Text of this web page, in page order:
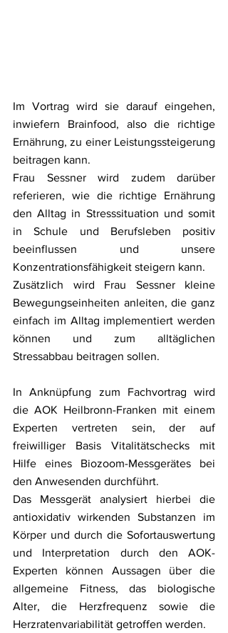
Im Vortrag wird sie darauf eingehen,
inwiefern Brainfood, also die richtige
Ernährung, zu einer Leistungssteigerung
beitragen kann.
Frau Sessner wird zudem darüber
referieren, wie die richtige Ernährung
den Alltag in Stresssituation und somit
in Schule und Berufsleben positiv
beeinflussen und unsere
Konzentrationsfähigkeit steigern kann.
Zusätzlich wird Frau Sessner kleine
Bewegungseinheiten anleiten, die ganz
einfach im Alltag implementiert werden
können und zum alltäglichen
Stressabbau beitragen sollen.
In Anknüpfung zum Fachvortrag wird
die AOK Heilbronn-Franken mit einem
Experten vertreten sein, der auf
freiwilliger Basis Vitalitätschecks mit
Hilfe eines Biozoom-Messgerätes bei
den Anwesenden durchführt.
Das Messgerät analysiert hierbei die
antioxidativ wirkenden Substanzen im
Körper und durch die Sofortauswertung
und Interpretation durch den AOK-
Experten können Aussagen über die
allgemeine Fitness, das biologische
Alter, die Herzfrequenz sowie die
Herzratenvariabilität getroffen werden.